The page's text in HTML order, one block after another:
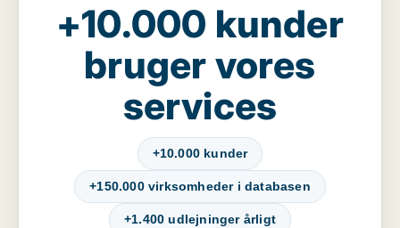
+10.000 kunder
bruger vores
services
+10.000 kunder
+150.000 virksomheder i databasen
+1.400 udlejninger årligt